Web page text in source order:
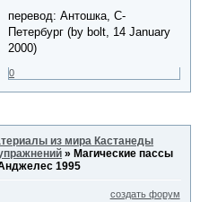
перевод: Антошка, С-
Петербург (by bolt, 14 January
2000)
0
из мира Кастанеды
»Магические пассы
1995
создать форум